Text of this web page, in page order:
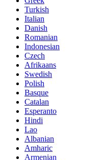
Turkish
Italian
Danish
Romanian
Indonesian
Czech
Afrikaans
Swedish
Polish
Basque
Catalan
Esperanto
Hindi
Lao
Albanian
Amharic
Armenian